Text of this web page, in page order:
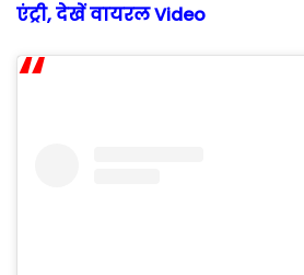
एंट्री, देखें वायरल Video